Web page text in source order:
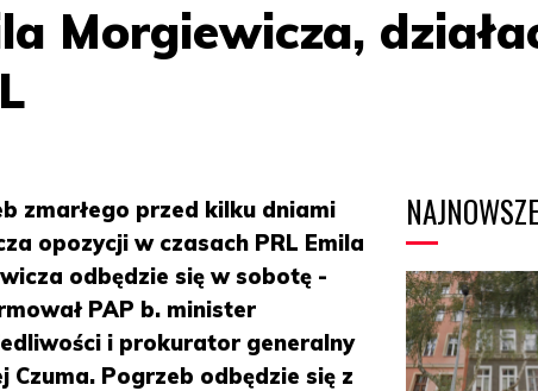
Morgiewicza,
zmarłego przed kilku dniami
opozycji w czasach PRL Emila
odbędzie się w sobotę -
PAP b. minister
i prokurator generalny
Czuma. Pogrzeb odbędzie się z
NAJNOWSZE